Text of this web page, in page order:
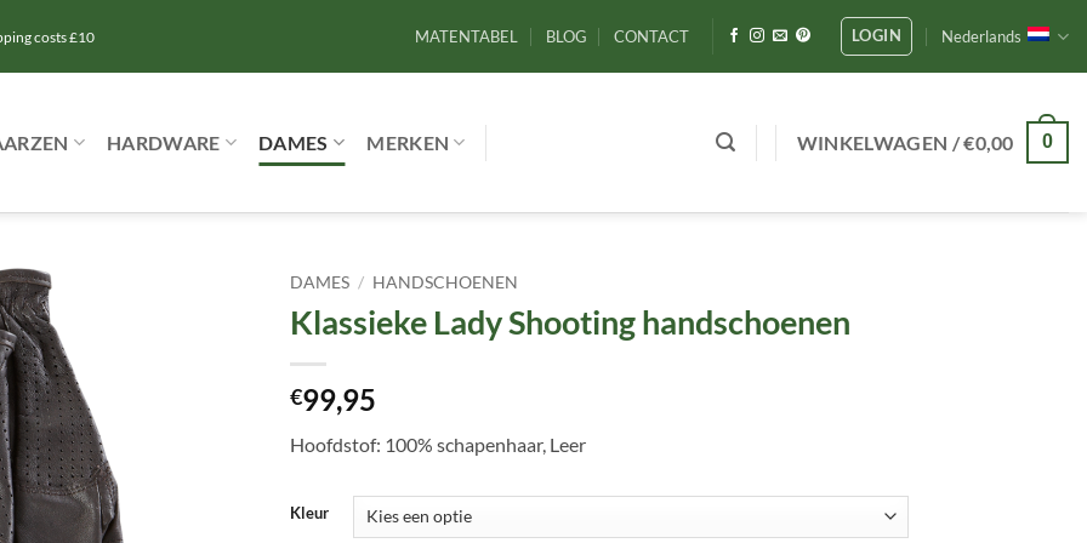
costs £10 MATENTABEL BLOG CONTACT LOGIN Nederlands
HARDWARE DAMES MERKEN WINKELWAGEN /€0,00 0
DAMES / HANDSCHOENEN
Klassieke Lady Shooting handschoenen
€99,95
Hoofdstof: 100% schapenhaar, Leer
Kleur